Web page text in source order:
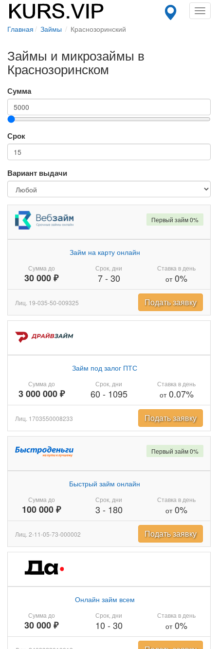
Главная Займы Краснозоринский
Займы и микрозаймы в
Краснозоринском
Сумма
Срок
Вариант выдачи
Сумма до
30 000 ₽
Займ на карту онлайн
Срок, дни
7- 30
Ставка в день
от0%
Первый займ 0%
Лиц. 19-035-50-009325 Подать заявку
Сумма до
3 000 000 ₽
Займ под залог ПТС
Срок, дни
60 - 1095
Ставка в день
от0.07%
Лиц. 1703550008233 Подать заявку
Сумма до
100 000 ₽
Быстрый займ онлайн
Срок, дни
3 - 180
Ставка в день
от0%
Первый займ 0%
Лиц. 2-11-05-73-000002 Подать заявку
Сумма до
30 000 ₽
Онлайн займ всем
Срок, дни
10 - 30
Ставка в день
от0%